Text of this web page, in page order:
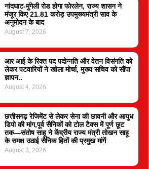
नांदघाट-मुंगेली रोड होगा फोरलेन, राज्य शासन ने
मंजूर किए 21.81 करोड़ उपमुख्यमंत्री साव के
अनुमोदन के बाद
August 7, 2026
आर आई के रिक्त पद पदोन्नति और वेतन विसंगति को
लेकर पटवारियों ने खोला मोर्चा, मुख्य सचिव को सौंपा
ज्ञापन..
August 4, 2026
छत्तीसगढ़ रेजिमेंट से लेकर सेना की छावनी और आयुध
डिपो की मांग,पूर्व सैनिकों को टोल टैक्स में पूर्ण छूट
तक—संतोष साहू ने केंद्रीय राज्य मंत्री तोखन साहू
के समक्ष उठाई सैनिक हितों की प्रमुख मांगें
August 3, 2026